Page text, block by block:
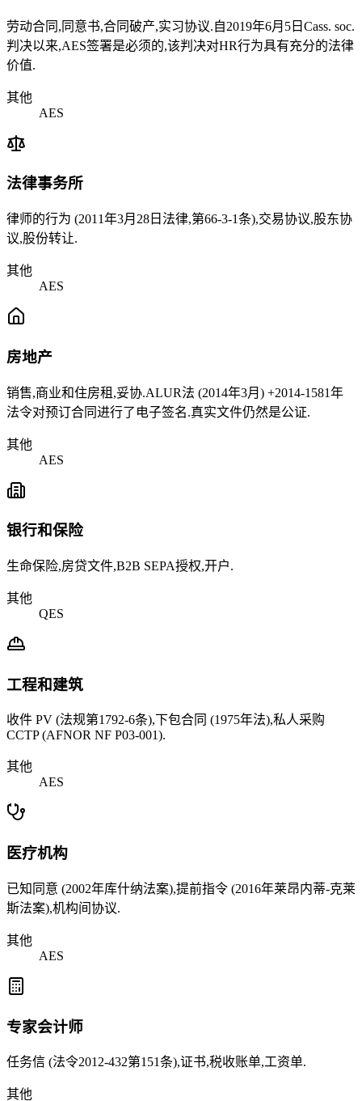
劳动合同,同意书,合同破产,实习协议.自2019年6月5日Cass. soc.
判决以来,AES签署是必须的,该判决对HR行为具有充分的法律
价值.
其他
AES
法律事务所
律师的行为 (2011年3月28日法律,第66-3-1条),交易协议,股东协
议,股份转让.
其他
AES
房地产
销售,商业和住房租,妥协.ALUR法 (2014年3月) +2014-1581年
法令对预订合同进行了电子签名.真实文件仍然是公证.
其他
AES
银行和保险
生命保险,房贷文件,B2B SEPA授权,开户.
其他
QES
工程和建筑
收件 PV (法规第1792-6条),下包合同 (1975年法),私人采购
CCTP (AFNOR NF P03-001).
其他
AES
医疗机构
已知同意 (2002年库什纳法案),提前指令 (2016年莱昂内蒂-克莱
斯法案),机构间协议.
其他
AES
专家会计师
任务信 (法令2012-432第151条),证书,税收账单,工资单.
其他